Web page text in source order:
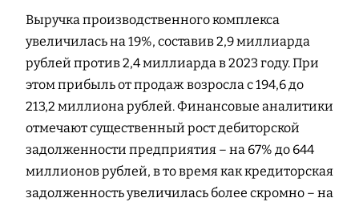
Выручка производственного комплекса
увеличилась на 19%, составив 2,9 миллиарда
рублей против 2,4 миллиарда в 2023 году. При
этом прибыль от продаж возросла с 194,6 до
213,2 миллиона рублей. Финансовые аналитики
отмечают существенный рост дебиторской
задолженности предприятия – на 67% до 644
миллионов рублей, в то время как кредиторская
задолженность увеличилась более скромно – на